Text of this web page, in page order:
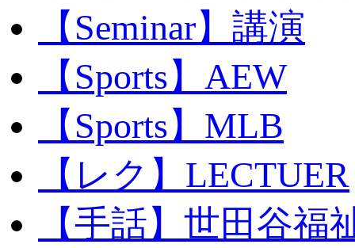
【Seminar】講演
【Sports】AEW
【Sports】MLB
【レク】LECTUER
【手話】世田谷福